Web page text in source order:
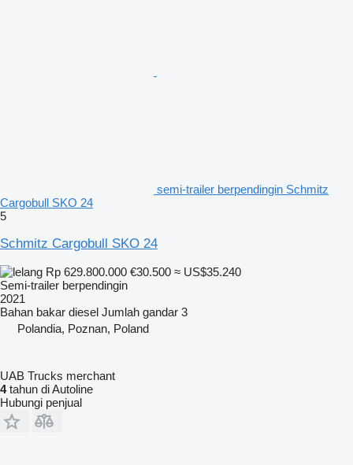
semi-trailer berpendingin Schmitz
Cargobull SKO 24
5
Schmitz Cargobull SKO 24
Rp 629.800.000 €30.500 ≈ US$35.240
Semi-trailer berpendingin
2021
Bahan bakar diesel Jumlah gandar 3
Polandia, Poznan, Poland
UAB Trucks merchant
4tahun di Autoline
Hubungi penjual